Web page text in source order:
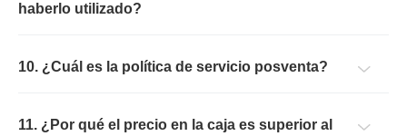
haberlo utilizado?
10. ¿Cuál es la política de servicio posventa?
11. ¿Por qué el precio en la caja es superior al